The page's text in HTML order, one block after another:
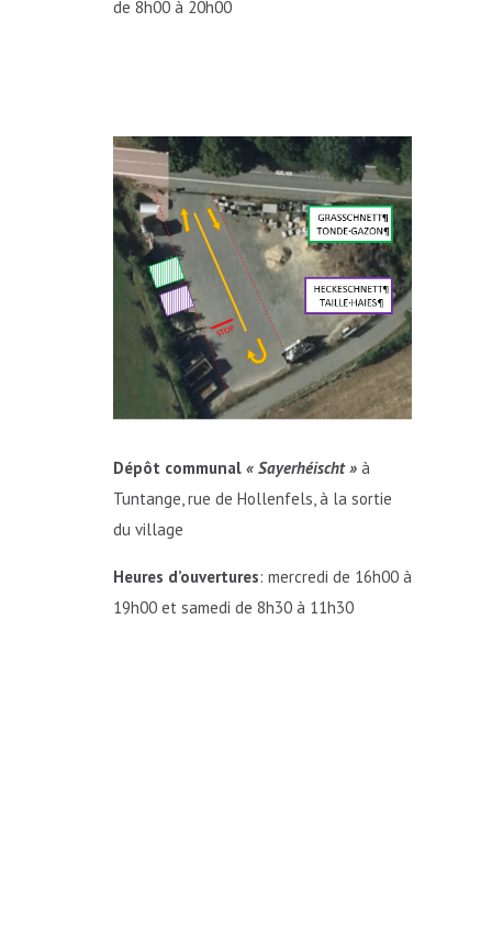
de 8h00 à 20h00
Dépôt communal « Sayerhéischt »à
Tuntange, rue de Hollenfels, à la sortie
du village
Heures d’ouvertures: mercredi de 16h00 à
19h00 et samedi de 8h30 à 11h30